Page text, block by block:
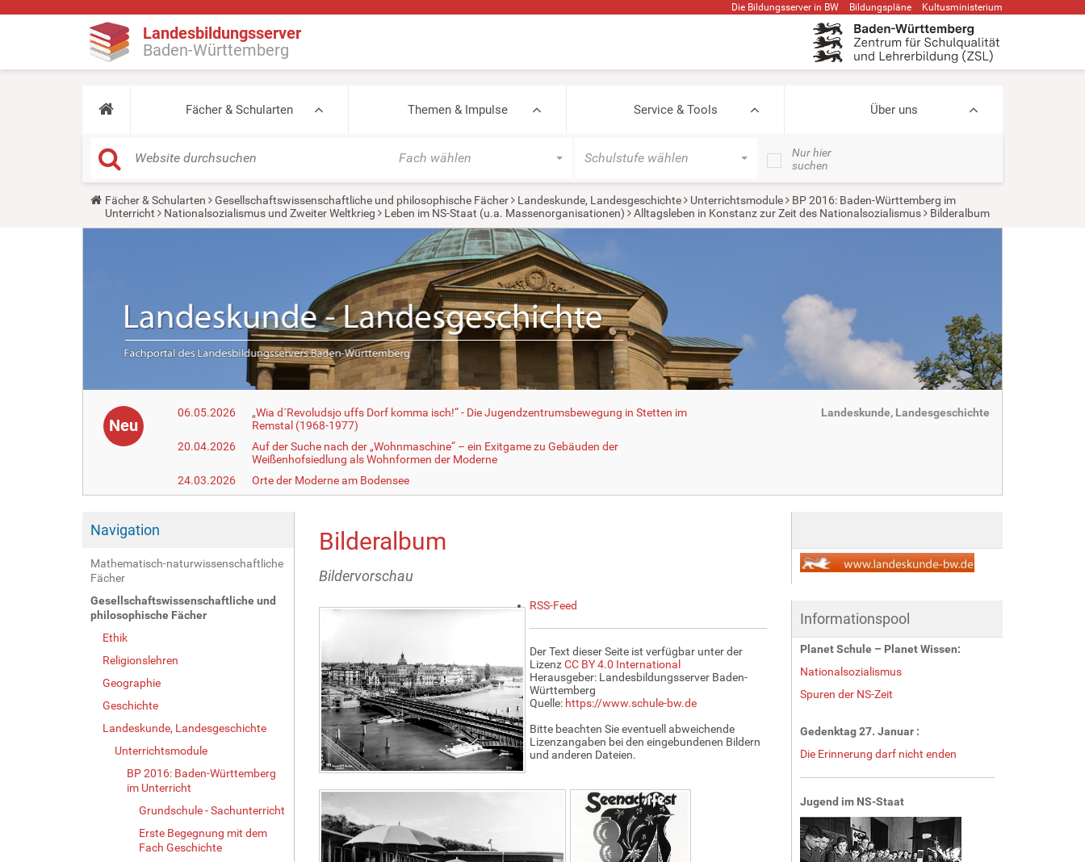
Die Bildungsserver in BW Bildungspläne Kultusministerium
Landesbildungsserver
Baden-Württemberg
Fächer & Schularten Themen & Impulse Service & Tools Über uns
Fach wählen Schulstufe wählen
Nur hier
suchen
Y
u
Fächer & Schularten Gesellschaftswissenschaftliche und philosophische Fächer Landeskunde, Landesgeschichte Unterrichtsmodule
BP 2016: Baden-Württemberg im
Unterricht
Nationalsozialismus und Zweiter Weltkrieg Leben im NS-Staat (u.a. Massenorganisationen) Alltagsleben in Konstanz zur Zeit des Nationalsozialismus Bilderalbum
Neu
06.05.2026
„Wia d´Revoludsjo uffs Dorf komma isch!“ - Die Jugendzentrumsbewegung in Stetten im
Remstal (1968-1977)
20.04.2026
Auf der Suche nach der „Wohnmaschine“ – ein Exitgame zu Gebäuden der
Weißenhofsiedlung als Wohnformen der Moderne
24.03.2026
Orte der Moderne am Bodensee
Landeskunde, Landesgeschichte
Navigation
Mathematisch-naturwissenschaftliche
Fächer
Gesellschaftswissenschaftliche und
philosophische Fächer
Ethik
Religionslehren
Geographie
Geschichte
Landeskunde, Landesgeschichte
Unterrichtsmodule
BP 2016: Baden-Württemberg
im Unterricht
Grundschule - Sachunterricht
Erste Begegnung mit dem
Fach Geschichte
Bilderalbum
Bildervorschau
A
e
a
k
o
n
e
RSS-Feed
Der Text dieser Seite ist verfügbar unter der
LizenzCC BY 4.0 International
Herausgeber: Landesbildungsserver Baden-
Württemberg
Quelle: https://www.schule-bw.de
Bitte beachten Sie eventuell abweichende
Lizenzangaben bei den eingebundenen Bildern
und anderen Dateien.
Informationspool
Planet Schule – Planet Wissen:
Nationalsozialismus
Spuren der NS-Zeit
Gedenktag 27. Januar :
Die Erinnerung darf nicht enden
Jugend im NS-Staat